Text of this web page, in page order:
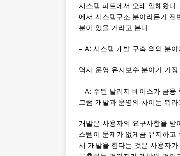
시스템 파트에서 오래 일해왔다
에서 시스템구조 분야라든가
분이 있을 거라고 본다.
– A: 시스템 개발 구축 외의 분
역시 운영 유지보수 분야가 가
– A: 주된 날리지 베이스가 금
그럼 개발과 운영의 차이는 뭐
개발은 사용자의 요구사항을
스템이 문제가 없게끔 유지하
서 개발을 한다는 것은 사용자